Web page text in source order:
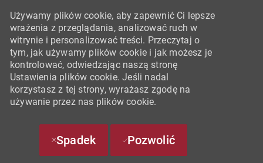
Używamy plików cookie, aby zapewnić Ci lepsze
wrażenia z przeglądania, analizować ruch w
witrynie i personalizować treści. Przeczytaj o
tym, jak używamy plików cookie i jak możesz je
kontrolować, odwiedzając naszą stronę
Ustawienia plików cookie. Jeśli nadal
korzystasz z tej strony, wyrażasz zgodę na
używanie przez nas plików cookie.
Spadek Pozwolić